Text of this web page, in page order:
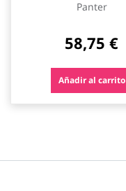
panter
Panter
58,75 €
Añadir al carrito